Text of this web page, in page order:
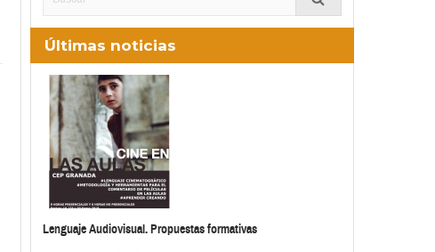
Últimas noticias
Lenguaje Audiovisual. Propuestas formativas